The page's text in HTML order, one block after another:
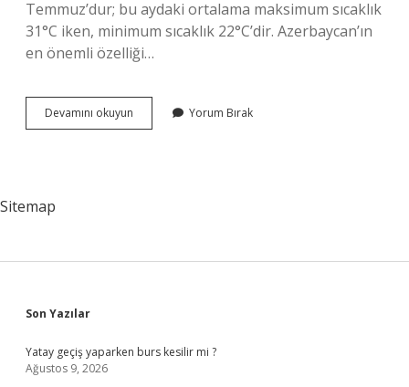
Temmuz’dur; bu aydaki ortalama maksimum sıcaklık
31°C iken, minimum sıcaklık 22°C’dir. Azerbaycan’ın
en önemli özelliği…
Devamını okuyun Azerbaycan
Iklimi
Yorum Bırak
Sitemap
Sidebar
Son Yazılar
Yatay geçiş yaparken burs kesilir mi ?
Ağustos 9, 2026